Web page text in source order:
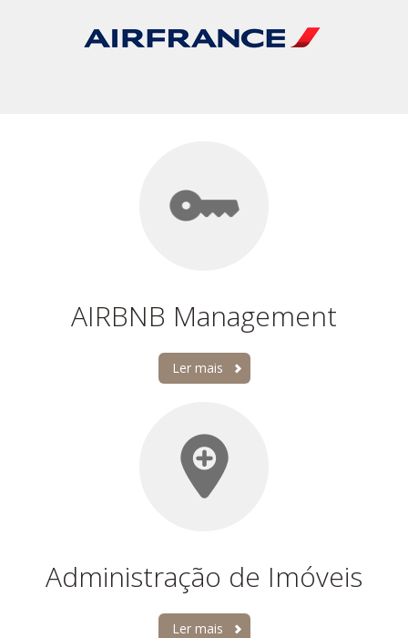
AIRBNB Management
Ler mais
Administração de Imóveis
Ler mais